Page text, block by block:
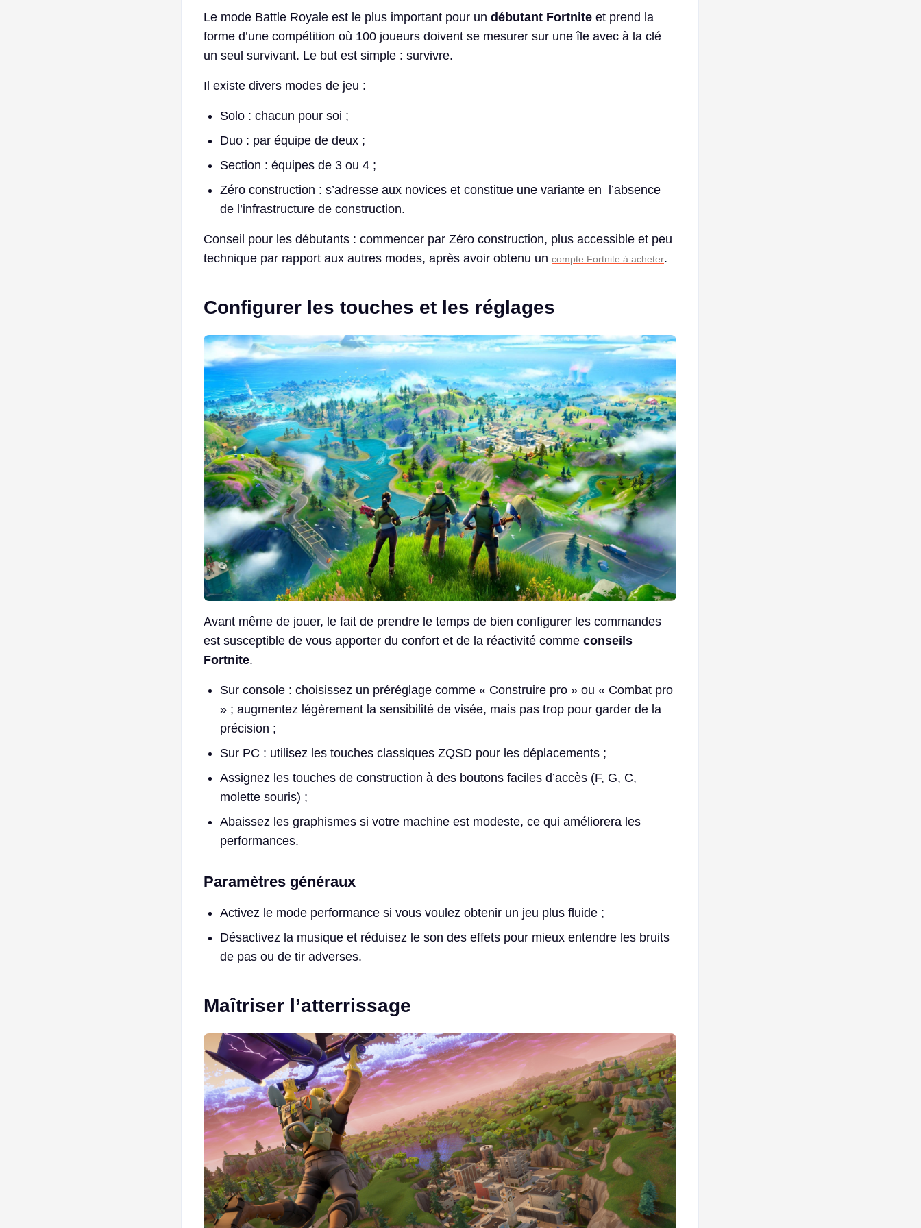
Le mode Battle Royale est le plus important pour un débutant Fortnite et prend la
forme d’une compétition où 100 joueurs doivent se mesurer sur une île avec à la clé
un seul survivant. Le but est simple : survivre.
Il existe divers modes de jeu :
Solo : chacun pour soi ;
Duo : par équipe de deux ;
Section : équipes de 3 ou 4 ;
Zéro construction : s’adresse aux novices et constitue une variante en l’absence
de l’infrastructure de construction.
Conseil pour les débutants : commencer par Zéro construction, plus accessible et peu
technique par rapport aux autres modes, après avoir obtenu un compte Fortnite à acheter.
Configurer les touches et les réglages
Avant même de jouer, le fait de prendre le temps de bien configurer les commandes
est susceptible de vous apporter du confort et de la réactivité comme conseils
Fortnite.
Sur console : choisissez un préréglage comme « Construire pro » ou « Combat pro
» ; augmentez légèrement la sensibilité de visée, mais pas trop pour garder de la
précision ;
Sur PC : utilisez les touches classiques ZQSD pour les déplacements ;
Assignez les touches de construction à des boutons faciles d’accès (F, G, C,
molette souris) ;
Abaissez les graphismes si votre machine est modeste, ce qui améliorera les
performances.
Paramètres généraux
Activez le mode performance si vous voulez obtenir un jeu plus fluide ;
Désactivez la musique et réduisez le son des effets pour mieux entendre les bruits
de pas ou de tir adverses.
Maîtriser l’atterrissage